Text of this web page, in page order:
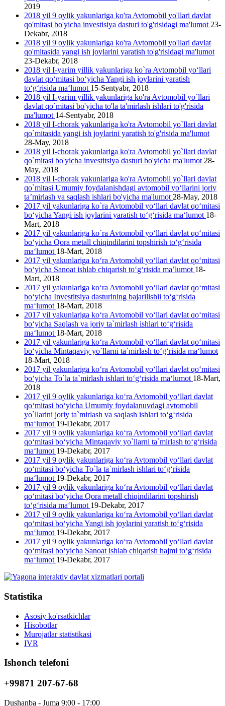
2019
2018 yil 9 oylik yakunlariga ko'ra Avtomobil yo'llari davlat
qo'mitasi bo'yicha investisiya dasturi to'g'risidagi ma'lumot 23-
Dekabr, 2018
2018 yil 9 oylik yakunlariga ko'ra Avtomobil yo'llari davlat
qo'mitasida yangi ish joylarini yаratish to'g'risidagi ma'lumot
23-Dekabr, 2018
2018 yil I-yarim yillik yakunlariga ko`ra Avtomobil yo‘llari
davlat qo‘mitasi bo‘yicha Yangi ish joylarini yaratish
to‘g‘risida ma‘lumot 15-Sentyabr, 2018
2018 yil I-yarim yillik yakunlariga ko'ra Avtomobil yo`llari
davlat qo`mitasi bo'yicha to'la ta'mirlash ishlari to'g'risida
ma'lumot 14-Sentyabr, 2018
2018 yil I-chorak yakunlariga ko'ra Avtomobil yo`llari davlat
qo`mitasida yangi ish joylarini yaratish to'g'risida ma'lumot
28-May, 2018
2018 yil I-chorak yakunlariga ko'ra Avtomobil yo`llari davlat
qo`mitasi bo'yicha investitsiya dasturi bo'yicha ma'lumot 28-
May, 2018
2018 yil I-chorak yakunlariga ko'ra Avtomobil yo`llari davlat
qo`mitasi Umumiy foydalanishdagi avtomobil yo‘llarini joriy
ta’mirlash va saqlash ishlari bo'yicha ma'lumot 28-May, 2018
2017 yil yakunlariga ko`ra Avtomobil yo‘llari davlat qo‘mitasi
bo‘yicha Yangi ish joylarini yaratish to‘g‘risida ma‘lumot 18-
Mart, 2018
2017 yil yakunlariga ko`ra Avtomobil yo‘llari davlat qo‘mitasi
bo‘yicha Qora metall chiqindilarini topshirish to‘g‘risida
ma‘lumot 18-Mart, 2018
2017 yil yakunlariga ko‘ra Avtomobil yo‘llari davlat qo‘mitasi
bo‘yicha Sanoat ishlab chiqarish to‘g‘risida ma’lumot 18-
Mart, 2018
2017 yil yakunlariga ko‘ra Avtomobil yo‘llari davlat qo‘mitasi
bo‘yicha Investitsiya dasturining bajarilishii to‘g‘risida
ma‘lumot 18-Mart, 2018
2017 yil yakunlariga ko‘ra Avtomobil yo‘llari davlat qo‘mitasi
bo‘yicha Saqlash va joriy ta`mirlash ishlari to‘g‘risida
ma‘lumot 18-Mart, 2018
2017 yil yakunlariga ko‘ra Avtomobil yo‘llari davlat qo‘mitasi
bo‘yicha Mintaqaviy yo`llarni ta`mirlash to‘g‘risida ma‘lumot
18-Mart, 2018
2017 yil yakunlariga ko‘ra Avtomobil yo‘llari davlat qo‘mitasi
bo‘yicha To`la ta`mirlash ishlari to‘g‘risida ma‘lumot 18-Mart,
2018
2017 yil 9 oylik yakunlariga ko‘ra Avtomobil yo‘llari davlat
qo‘mitasi bo‘yicha Umumiy foydalanuvdagi avtomobil
yo`llarini joriy ta`mirlash va saqlash ishlari to‘g‘risida
ma‘lumot 19-Dekabr, 2017
2017 yil 9 oylik yakunlariga ko‘ra Avtomobil yo‘llari davlat
qo‘mitasi bo‘yicha Mintaqaviy yo`llarni ta`mirlash to‘g‘risida
ma‘lumot 19-Dekabr, 2017
2017 yil 9 oylik yakunlariga ko‘ra Avtomobil yo‘llari davlat
qo‘mitasi bo‘yicha To`la ta`mirlash ishlari to‘g‘risida
ma‘lumot 19-Dekabr, 2017
2017 yil 9 oylik yakunlariga ko‘ra Avtomobil yo‘llari davlat
qo‘mitasi bo‘yicha Qora metall chiqindilarini topshirish
to‘g‘risida ma‘lumot 19-Dekabr, 2017
2017 yil 9 oylik yakunlariga ko‘ra Avtomobil yo‘llari davlat
qo‘mitasi bo‘yicha Yangi ish joylarini yaratish to‘g‘risida
ma‘lumot 19-Dekabr, 2017
2017 yil 9 oylik yakunlariga ko‘ra Avtomobil yo‘llari davlat
qo‘mitasi bo‘yicha Sanoat ishlab chiqarish hajmi to‘g‘risida
ma‘lumot 19-Dekabr, 2017
Statistika
Asosiy ko'rsatkichlar
Hisobotlar
Murojatlar statistikasi
IVR
Ishonch telefoni
+99871 207-67-68
Dushanba - Juma 9:00 - 17:00